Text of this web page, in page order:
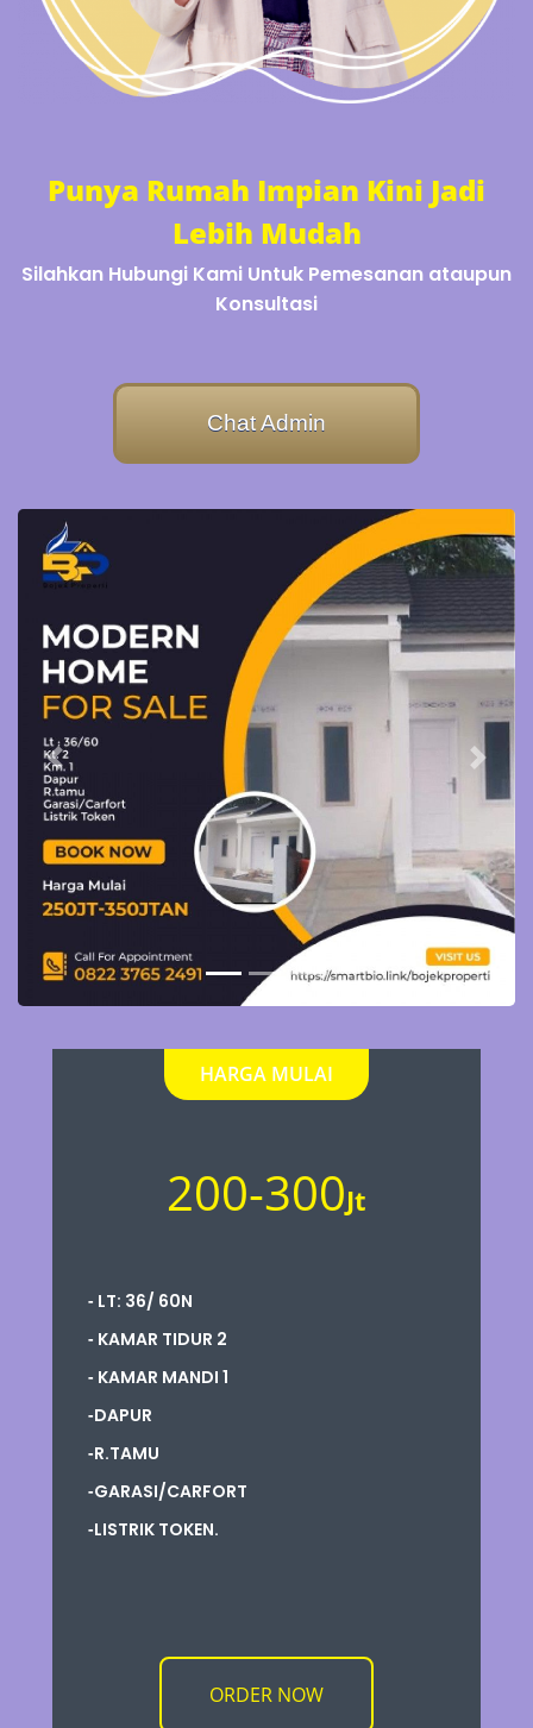
Punya Rumah Impian Kini Jadi
Lebih Mudah
Silahkan Hubungi Kami Untuk Pemesanan ataupun
Konsultasi
Chat Admin
Previous Next
HARGA MULAI
200-300Jt
- LT: 36/ 60N
- KAMAR TIDUR 2
- KAMAR MANDI 1
-DAPUR
-R.TAMU
-GARASI/CARFORT
-LISTRIK TOKEN.
ORDER NOW